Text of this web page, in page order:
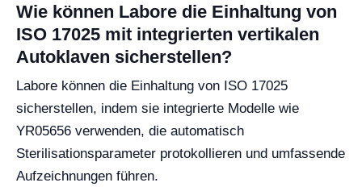
Wie können Labore die Einhaltung von
ISO 17025 mit integrierten vertikalen
Autoklaven sicherstellen?
Labore können die Einhaltung von ISO 17025
sicherstellen, indem sie integrierte Modelle wie
YR05656 verwenden, die automatisch
Sterilisationsparameter protokollieren und umfassende
Aufzeichnungen führen.